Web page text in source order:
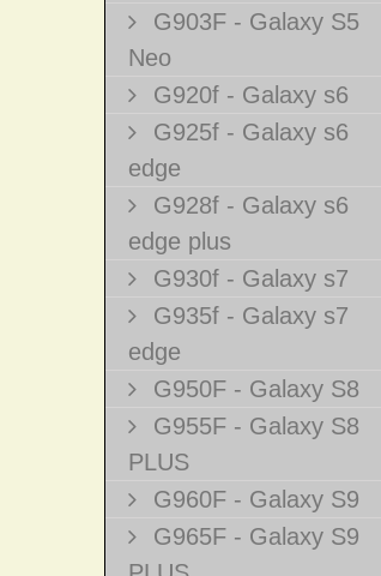
G903F - Galaxy S5
Neo
G920f - Galaxy s6
G925f - Galaxy s6
edge
G928f - Galaxy s6
edge plus
G930f - Galaxy s7
G935f - Galaxy s7
edge
G950F - Galaxy S8
G955F - Galaxy S8
PLUS
G960F - Galaxy S9
G965F - Galaxy S9